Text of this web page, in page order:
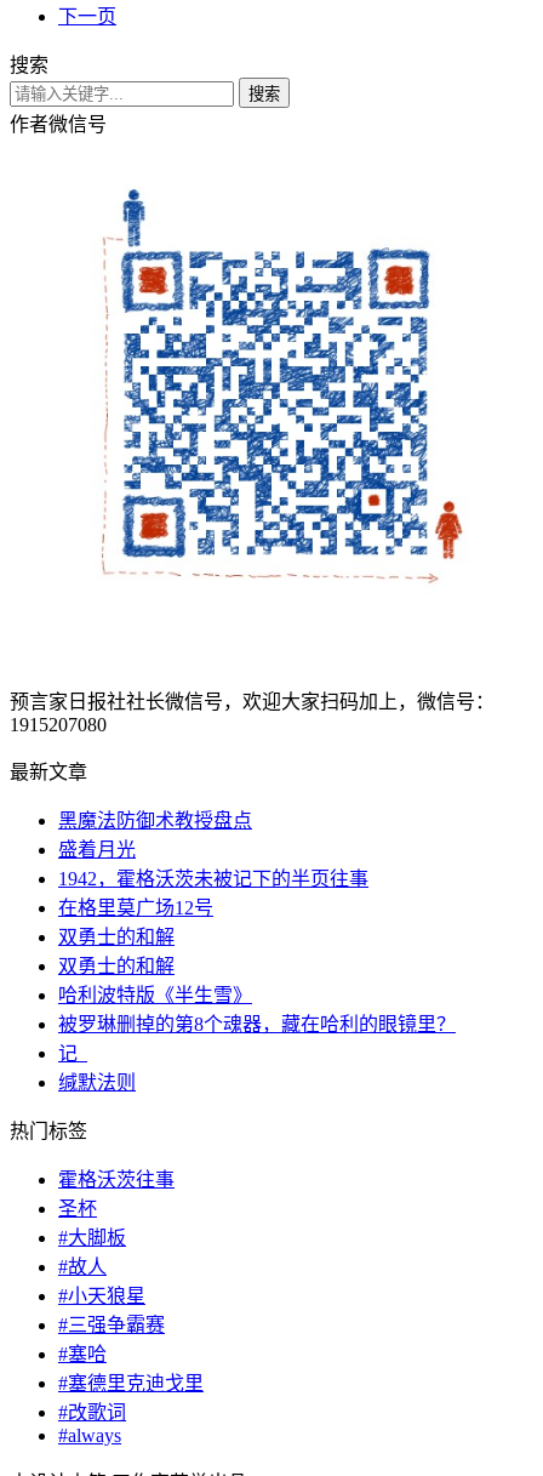
下一页
搜索
搜索
作者微信号
预言家日报社社长微信号，欢迎大家扫码加上，微信号：
1915207080
最新文章
黑魔法防御术教授盘点
盛着月光
1942，霍格沃茨未被记下的半页往事
在格里莫广场12号
双勇士的和解
双勇士的和解
哈利波特版《半生雪》
被罗琳删掉的第8个魂器，藏在哈利的眼镜里？
记_
缄默法则
热门标签
霍格沃茨往事
圣杯
#大脚板
#故人
#小天狼星
#三强争霸赛
#塞哈
#塞德里克迪戈里
#改歌词
#always